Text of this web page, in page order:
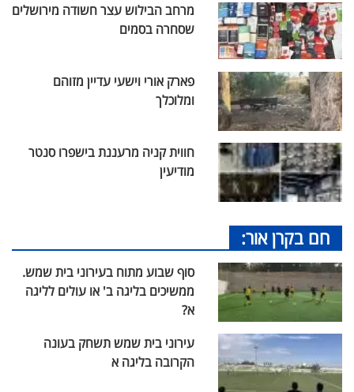
מרחב הבילוש עצר חשודה מירושלים
שסחרה בסמים
פארק אורי וישעי עדיין מזוהם
ומלוכלך
חווית קניה מרעננת בישפרו סנטר
מודיעין
חם בקרן אור:
סוף שבוע מתוח בעירוני בית שמש.
ממשיכים בליגה ב' או עולים לליגה
א?
עירוני בית שמש תשחק בעונה
הקרובה בליגה א